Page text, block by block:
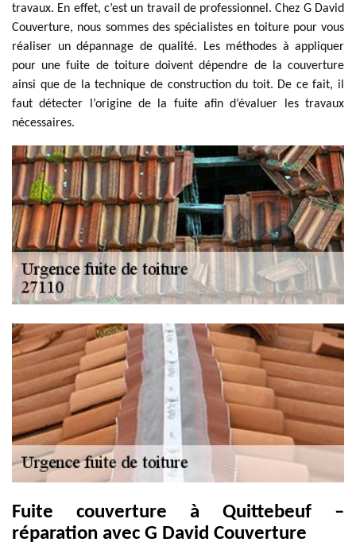
travaux. En effet, c’est un travail de professionnel. Chez G David
Couverture, nous sommes des spécialistes en toiture pour vous
réaliser un dépannage de qualité. Les méthodes à appliquer
pour une fuite de toiture doivent dépendre de la couverture
ainsi que de la technique de construction du toit. De ce fait, il
faut détecter l’origine de la fuite afin d’évaluer les travaux
nécessaires.
Fuite couverture à Quittebeuf –
réparation avec G David Couverture